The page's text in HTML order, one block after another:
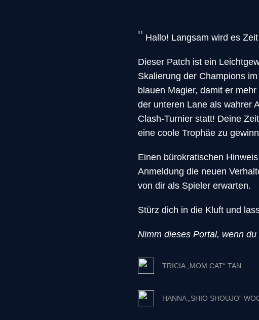
Hallo! Langsam wird es
Dieser Patch ist ein
Skalierung der Champions
blauen Magier, damit er
der unteren Lane als wahrer
Clash-Turnier statt! Deine
eine coole Trophäe zu
Einen bürokratischen
Anmeldung die neuen
von dir als Spieler erwarten.
Stürz dich in die Kluft und
Nimm dieses Portal, wenn
TRICIA „MOM CAT“ TAN
HANNA „SHIO SHOUJO“